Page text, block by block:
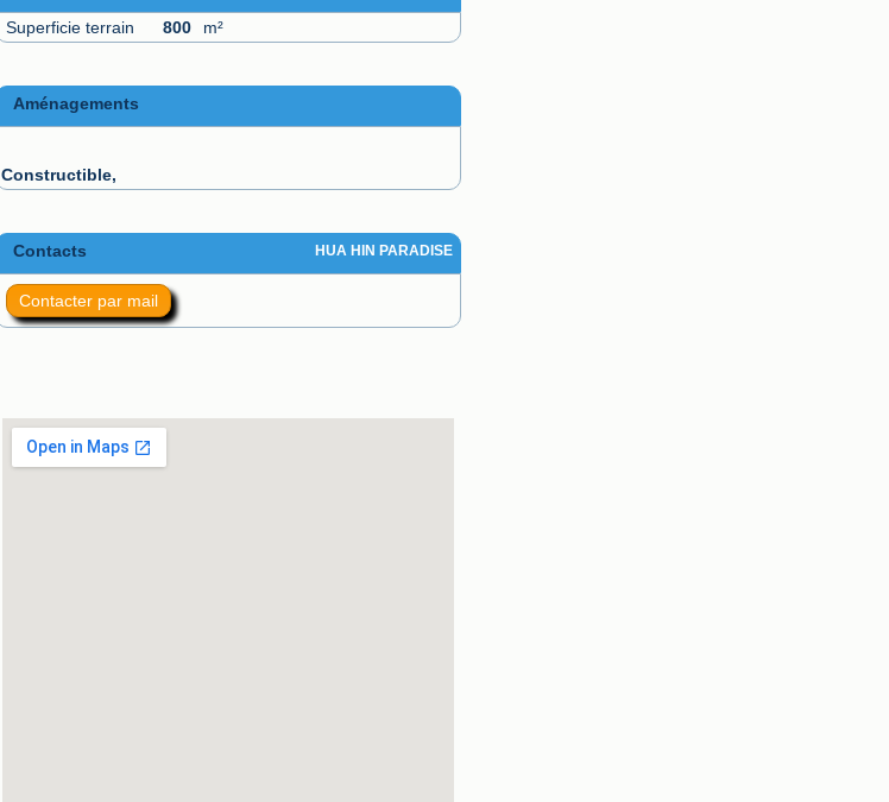
Superficie terrain
800 m²
Aménagements
Constructible,
Contacts HUA HIN PARADISE
Contacter par mail